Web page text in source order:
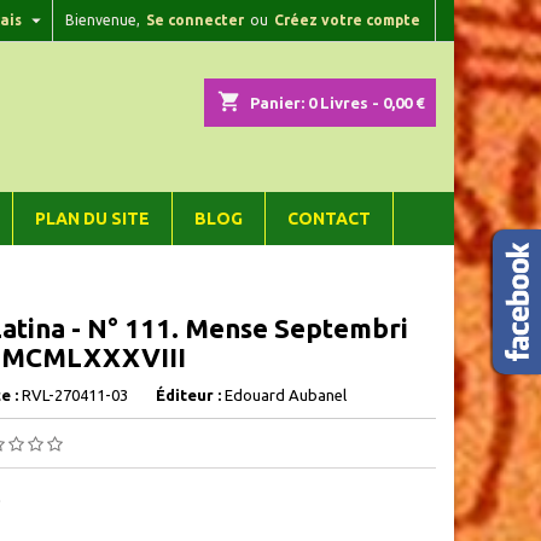
Bienvenue, Se connecter ou Créez votre compte

shopping_cart Panier: 0Livres - 0,00 €
PLAN DU SITE BLOG CONTACT
- N° 111. Mense Septembri
: RVL-270411-03 Éditeur : Edouard Aubanel